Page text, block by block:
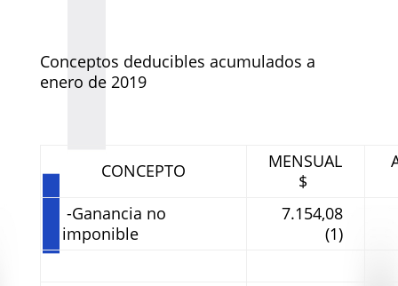
Conceptos deducibles acumulados a
enero de 2019
CONCEPTO
MENSUAL
$
-Ganancia no
imponible
7.154,08
(1)